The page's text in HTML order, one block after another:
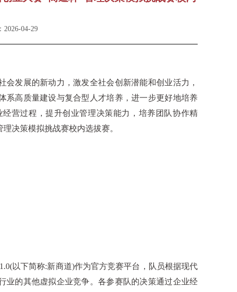
2026-04-29
发展的新动力，激发全社会创新潜能和创业活力，
系高质量建设与复合型人才培养，进一步更好地培养
营过程，提升创业管理决策能力，培养团队协作精
决策模拟挑战赛校内选拔赛。
以下简称:新商道)作为官方竞赛平台，队员根据现代
业的其他虚拟企业竞争。各参赛队的决策通过企业经